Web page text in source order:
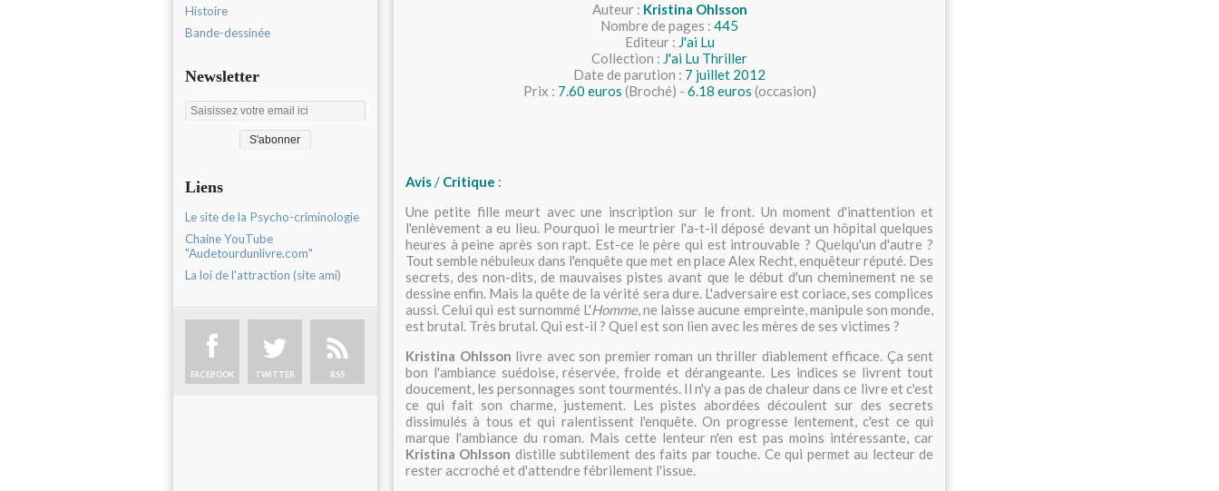
Histoire
Bande-dessinée
Newsletter
Liens
Le site de la Psycho-criminologie
Chaine YouTube
"Audetourdunlivre.com"
La loi de l'attraction (site ami)
FACEBOOK TWITTER RSS
Auteur : Kristina Ohlsson
Nombre de pages : 445
Editeur : J'ai Lu
Collection : J'ai Lu Thriller
Date de parution : 7 juillet 2012
Prix : 7.60 euros (Broché) - 6.18 euros (occasion)
Avis/ Critique :
Une petite fille meurt avec une inscription sur le front. Un moment d'inattention et
l'enlèvement a eu lieu. Pourquoi le meurtrier l'a-t-il déposé devant un hôpital quelques
heures à peine après son rapt. Est-ce le père qui est introuvable ? Quelqu'un d'autre ?
Tout semble nébuleux dans l'enquête que met en place Alex Recht, enquêteur réputé. Des
secrets, des non-dits, de mauvaises pistes avant que le début d'un cheminement ne se
dessine enfin. Mais la quête de la vérité sera dure. L'adversaire est coriace, ses complices
aussi. Celui qui est surnommé L'Homme, ne laisse aucune empreinte, manipule son monde,
est brutal. Très brutal. Qui est-il ? Quel est son lien avec les mères de ses victimes ?
Kristina Ohlsson livre avec son premier roman un thriller diablement efficace. Ça sent
bon l'ambiance suédoise, réservée, froide et dérangeante. Les indices se livrent tout
doucement, les personnages sont tourmentés. Il n'y a pas de chaleur dans ce livre et c'est
ce qui fait son charme, justement. Les pistes abordées découlent sur des secrets
dissimulés à tous et qui ralentissent l'enquête. On progresse lentement, c'est ce qui
marque l'ambiance du roman. Mais cette lenteur n'en est pas moins intéressante, car
Kristina Ohlsson distille subtilement des faits par touche. Ce qui permet au lecteur de
rester accroché et d'attendre fébrilement l'issue.